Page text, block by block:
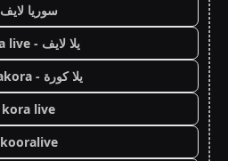
سوريا لايف
يلا لايف - yalla live
يلا كورة - yallakora
kora live
kooralive